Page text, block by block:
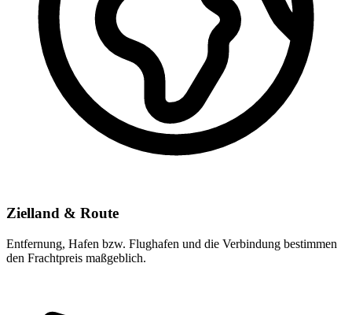
Zielland & Route
Entfernung, Hafen bzw. Flughafen und die Verbindung bestimmen
den Frachtpreis maßgeblich.